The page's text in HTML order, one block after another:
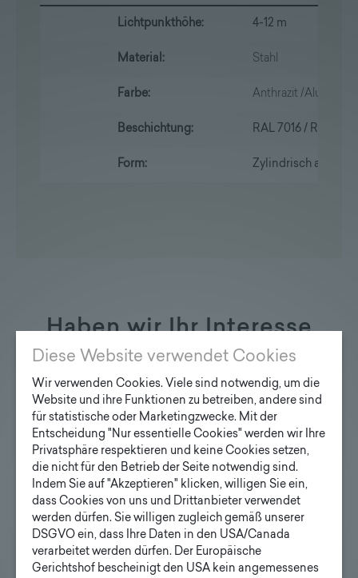
Lichtpunkthöhe: 4-12 m
Material: Stahl
Farbe: Anthrazit /
Beschichtung: RAL 7016 / RAL
Form: Zylindrisch
Haben wir Ihr Interesse
geweckt?
Anfrage Designmaste
Ihre E-Mail Adresse
Ihre Anfrage
Diese Website verwendet Cookies
Wir verwenden Cookies. Viele sind notwendig, um die
Website und ihre Funktionen zu betreiben, andere sind
für statistische oder Marketingzwecke. Mit der
Entscheidung "Nur essentielle Cookies" werden wir Ihre
Privatsphäre respektieren und keine Cookies setzen,
die nicht für den Betrieb der Seite notwendig sind.
Indem Sie auf "Akzeptieren" klicken, willigen Sie ein,
dass Cookies von uns und Drittanbieter verwendet
werden dürfen. Sie willigen zugleich gemäß unserer
DSGVO ein, dass Ihre Daten in den USA/Canada
verarbeitet werden dürfen. Der Europäische
Gerichtshof bescheinigt den USA kein angemessenes